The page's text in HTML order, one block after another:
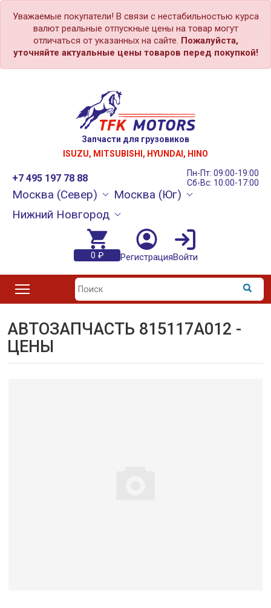
Уважаемые покупатели! В связи с нестабильностью курса
валют реальные отпускные цены на товар могут
отличаться от указанных на сайте. Пожалуйста,
уточняйте актуальные цены товаров перед покупкой!
Запчасти для грузовиков
ISUZU, MITSUBISHI, HYUNDAI, HINO
+7 495 197 78 88
Пн-Пт: 09:00-19:00
Сб-Вс: 10:00-17:00
Москва (Север)
Москва (Юг)
Нижний Новгород
0 ₽ РегистрацияВойти
АВТОЗАПЧАСТЬ 815117A012 -
ЦЕНЫ